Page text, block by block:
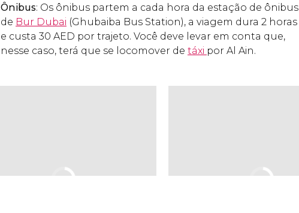
Ônibus: Os ônibus partem a cada hora da estação de ônibus
de Bur Dubai (Ghubaiba Bus Station), a viagem dura 2 horas
e custa 30 AED por trajeto. Você deve levar em conta que,
nesse caso, terá que se locomover de táxi por Al Ain.